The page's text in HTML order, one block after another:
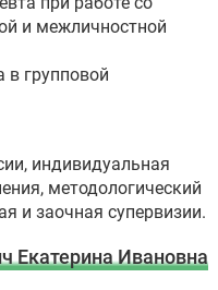
и межличностной
в групповой
индивидуальная
методологический
и заочная супервизии.
Екатерина Ивановна